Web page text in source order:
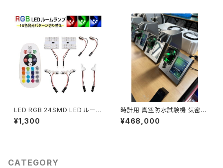
LED RGB 24SMD LED ルーム
ランプ 16色 T10 BA9S T10×
31 5050チップ 送料無料 在庫
¥1,300
時計用 真空防水試験機 気密試
験対応 空気圧式リークテスター
自動測定 データ可視化 サーマ
¥468,000
CATEGORY